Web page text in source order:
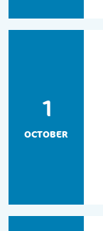
1
OCTOBER